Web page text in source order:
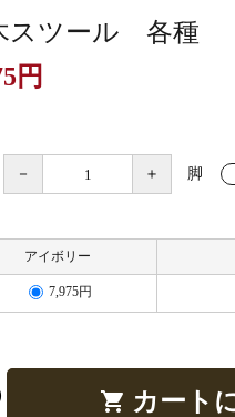
半装
仏具
スツール 各種
円
－ ＋ 脚
アイボリー
7,975円
shopping_cart カート